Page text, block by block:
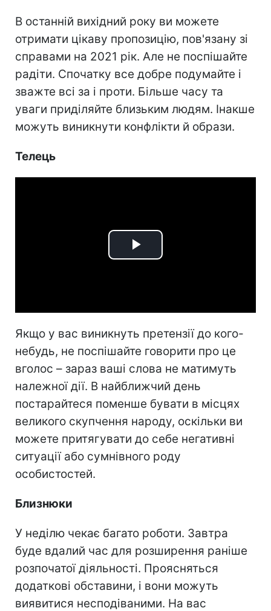
В останній вихідний року ви можете
отримати цікаву пропозицію, пов'язану зі
справами на 2021 рік. Але не поспішайте
радіти. Спочатку все добре подумайте і
зважте всі за і проти. Більше часу та
уваги приділяйте близьким людям. Інакше
можуть виникнути конфлікти й образи.
Телець
Play
Якщо у вас виникнуть претензії до кого-
небудь, не поспішайте говорити про це
вголос – зараз ваші слова не матимуть
належної дії. В найближчий день
постарайтеся поменше бувати в місцях
великого скупчення народу, оскільки ви
можете притягувати до себе негативні
ситуації або сумнівного роду
особистостей.
Близнюки
У неділю чекає багато роботи. Завтра
буде вдалий час для розширення раніше
розпочатої діяльності. Проясняться
додаткові обставини, і вони можуть
виявитися несподіваними. На вас